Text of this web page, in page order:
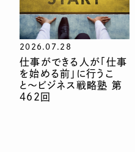
2026.07.28
仕事ができる人が「仕事
を始める前」に行うこ
と〜ビジネス戦略塾 第
462回